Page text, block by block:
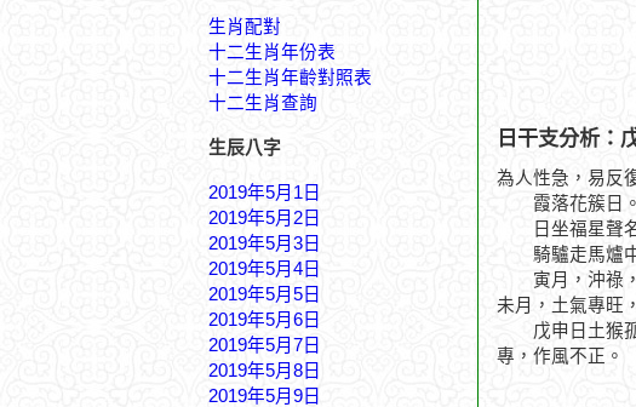
生肖配對
十二生肖年份表
十二生肖年齡對照表
十二生肖查詢
生辰八字
2019年5月1日
2019年5月2日
2019年5月3日
2019年5月4日
2019年5月5日
2019年5月6日
2019年5月7日
2019年5月8日
2019年5月9日
日干支分析：
為人性急，易反
霞落花簇日。
日坐福星聲名
騎驢走馬爐中
寅月，沖祿，
未月，土氣專旺
戊申日土猴孤
專，作風不正。